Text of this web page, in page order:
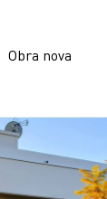
Obra nova